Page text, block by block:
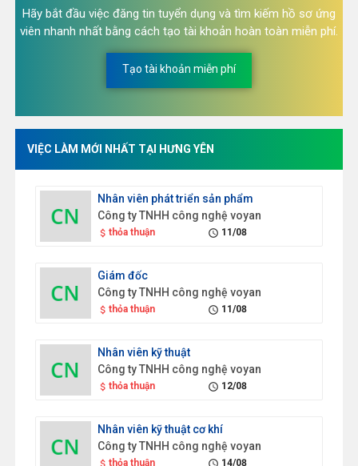
Hãy bắt đầu việc đăng tin tuyển dụng và tìm kiếm hồ sơ ứng
viên nhanh nhất bằng cách tạo tài khoản hoàn toàn miễn phí.
Tạo tài khoản miễn phí
VIỆC LÀM MỚI NHẤT TẠI HƯNG YÊN
Nhân viên phát triển sản phẩm
Công ty TNHH công nghệ voyan
attach_money thỏa thuận schedule 11/08
Giám đốc
Công ty TNHH công nghệ voyan
attach_money thỏa thuận schedule 11/08
Nhân viên kỹ thuật
Công ty TNHH công nghệ voyan
attach_money thỏa thuận schedule 12/08
Nhân viên kỹ thuật cơ khí
Công ty TNHH công nghệ voyan
attach_money thỏa thuận schedule 14/08